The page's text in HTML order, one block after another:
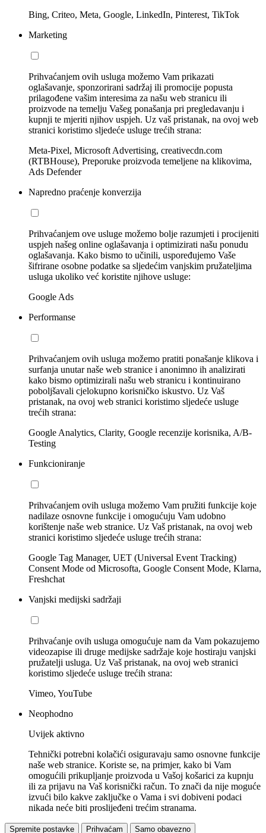
Bing, Criteo, Meta, Google, LinkedIn, Pinterest, TikTok
Marketing
Prihvaćanjem ovih usluga možemo Vam prikazati
oglašavanje, sponzorirani sadržaj ili promocije popusta
prilagođene vašim interesima za našu web stranicu ili
proizvode na temelju Vašeg ponašanja pri pregledavanju i
kupnji te mjeriti njihov uspjeh. Uz vaš pristanak, na ovoj web
stranici koristimo sljedeće usluge trećih strana:
Meta-Pixel, Microsoft Advertising, creativecdn.com
(RTBHouse), Preporuke proizvoda temeljene na klikovima,
Ads Defender
Napredno praćenje konverzija
Prihvaćanjem ove usluge možemo bolje razumjeti i procijeniti
uspjeh našeg online oglašavanja i optimizirati našu ponudu
oglašavanja. Kako bismo to učinili, uspoređujemo Vaše
šifrirane osobne podatke sa sljedećim vanjskim pružateljima
usluga ukoliko već koristite njihove usluge:
Google Ads
Performanse
Prihvaćanjem ovih usluga možemo pratiti ponašanje klikova i
surfanja unutar naše web stranice i anonimno ih analizirati
kako bismo optimizirali našu web stranicu i kontinuirano
poboljšavali cjelokupno korisničko iskustvo. Uz Vaš
pristanak, na ovoj web stranici koristimo sljedeće usluge
trećih strana:
Google Analytics, Clarity, Google recenzije korisnika, A/B-
Testing
Funkcioniranje
Prihvaćanjem ovih usluga možemo Vam pružiti funkcije koje
nadilaze osnovne funkcije i omogućuju Vam udobno
korištenje naše web stranice. Uz Vaš pristanak, na ovoj web
stranici koristimo sljedeće usluge trećih strana:
Google Tag Manager, UET (Universal Event Tracking)
Consent Mode od Microsofta, Google Consent Mode, Klarna,
Freshchat
Vanjski medijski sadržaji
Prihvaćanje ovih usluga omogućuje nam da Vam pokazujemo
videozapise ili druge medijske sadržaje koje hostiraju vanjski
pružatelji usluga. Uz Vaš pristanak, na ovoj web stranici
koristimo sljedeće usluge trećih strana:
Vimeo, YouTube
Neophodno
Uvijek aktivno
Tehnički potrebni kolačići osiguravaju samo osnovne funkcije
naše web stranice. Koriste se, na primjer, kako bi Vam
omogućili prikupljanje proizvoda u Vašoj košarici za kupnju
ili za prijavu na Vaš korisnički račun. To znači da nije moguće
izvući bilo kakve zaključke o Vama i svi dobiveni podaci
nikada neće biti proslijeđeni trećim stranama.
Spremite postavke Prihvaćam Samo obavezno